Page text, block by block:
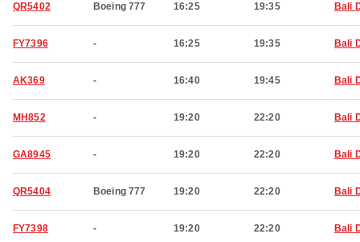
QR5402 Boeing 777 16:25 19:35 Bali
FY7396 - 16:25 19:35 Bali
AK369 - 16:40 19:45 Bali
MH852 - 19:20 22:20 Bali
GA8945 - 19:20 22:20 Bali
QR5404 Boeing 777 19:20 22:20 Bali
FY7398 - 19:20 22:20 Bali